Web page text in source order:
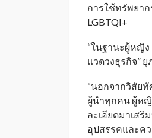
การใช้ทรัพยา
LGBTQI+
“ในฐานะผู้หญิ
แวดวงธุรกิจ” ยุ
“นอกจากวิสัย
ผู้นำทุกคน ผู้ห
ละเอียดมาเส
อุปสรรคและค